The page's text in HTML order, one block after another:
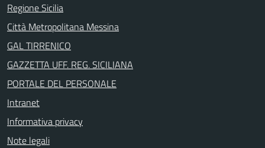
Regione Sicilia
Città Metropolitana Messina
GAL TIRRENICO
GAZZETTA UFF. REG. SICILIANA
PORTALE DEL PERSONALE
Intranet
Informativa privacy
Note legali